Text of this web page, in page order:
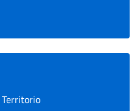
Territorio